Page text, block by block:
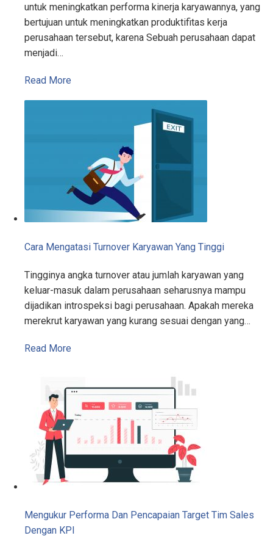
untuk meningkatkan performa kinerja karyawannya, yang
bertujuan untuk meningkatkan produktifitas kerja
perusahaan tersebut, karena Sebuah perusahaan dapat
menjadi…
Read More
Cara Mengatasi Turnover Karyawan Yang Tinggi
Tingginya angka turnover atau jumlah karyawan yang
keluar-masuk dalam perusahaan seharusnya mampu
dijadikan introspeksi bagi perusahaan. Apakah mereka
merekrut karyawan yang kurang sesuai dengan yang…
Read More
Mengukur Performa Dan Pencapaian Target Tim Sales
Dengan KPI